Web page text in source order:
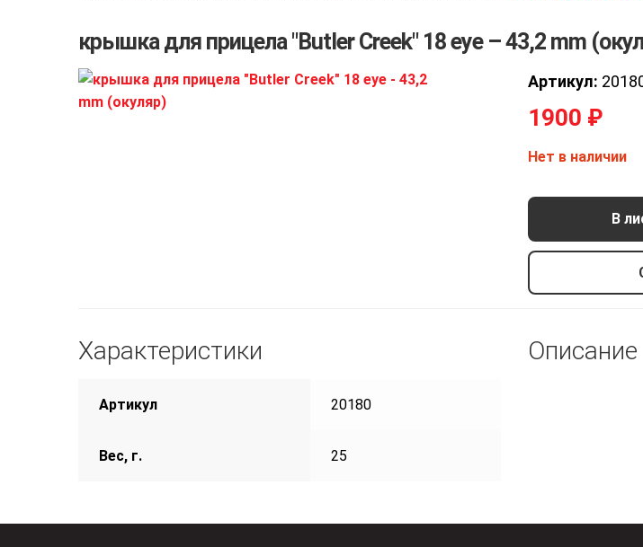
крышка для прицела "Butler Creek" 18 eye – 43,2 mm
Артикул:
1900 ₽
Нет в наличии
В
Характеристики
Артикул 20180
Вес, г. 25
Описание